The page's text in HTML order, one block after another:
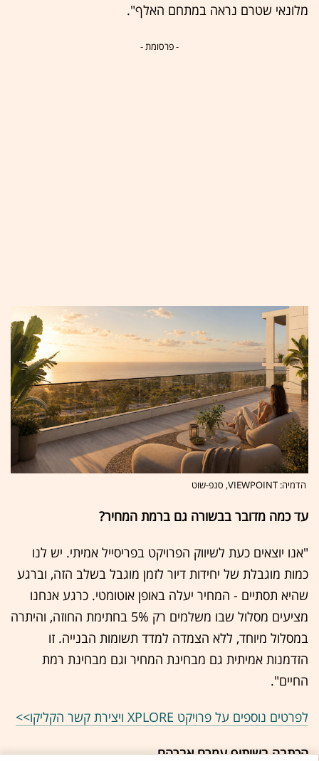
מלונאי שטרם נראה במתחם האלף".
- פרסומת -
הדמיה: VIEWPOINT, סנפ-שוט
עד כמה מדובר בבשורה גם ברמת המחיר?
"אנו יוצאים כעת לשיווק הפרויקט בפריסייל אמיתי. יש לנו
כמות מוגבלת של יחידות דיור לזמן מוגבל בשלב הזה, וברגע
שהיא תסתיים - המחיר יעלה באופן אוטומטי. כרגע אנחנו
מציעים מסלול שבו משלמים רק 5% בחתימת החוזה, והיתרה
במסלול מיוחד, ללא הצמדה למדד תשומות הבנייה. זו
הזדמנות אמיתית גם מבחינת המחיר וגם מבחינת רמת
החיים".
לפרטים נוספים על פרויקט XPLORE ויצירת קשר הקליקו>>
הכתבה בשיתוף עמרם אברהם